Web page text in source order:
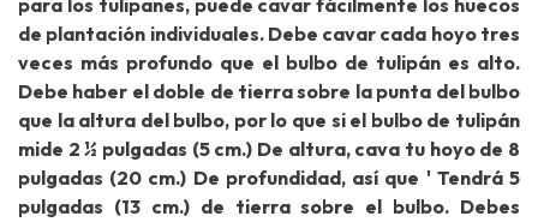
para los tulipanes, puede cavar fácilmente los huecos
de plantación individuales. Debe cavar cada hoyo tres
veces más profundo que el bulbo de tulipán es alto.
Debe haber el doble de tierra sobre la punta del bulbo
que la altura del bulbo, por lo que si el bulbo de tulipán
mide 2 ½ pulgadas (5 cm.) De altura, cava tu hoyo de 8
pulgadas (20 cm.) De profundidad, así que ' Tendrá 5
pulgadas (13 cm.) de tierra sobre el bulbo. Debes